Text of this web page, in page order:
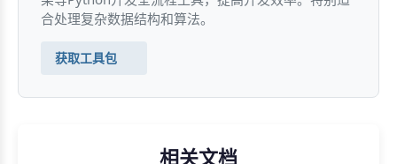
合处理复杂数据结构和算法。
获取工具包
相关文档